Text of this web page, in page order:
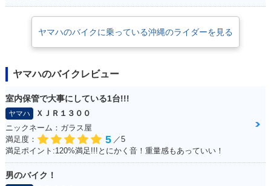
ヤマハのバイクに乗っている沖縄のライダーを見る
ヤマハのバイクレビュー
室内保管で大事にしている1台!!!
ヤマハ
ＸＪＲ１３００
ニックネーム：ガラス屋
満足度：
5 ／5
満足ポイント:120%満足!!!とにかく音！重量感もあっていい！
男のバイク！